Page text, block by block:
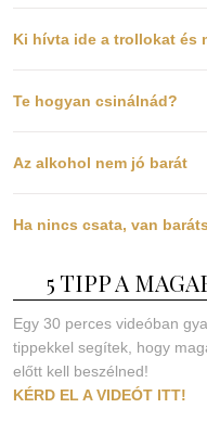
Ki hívta ide a trollokat és
Te hogyan csinálnád?
Az alkohol nem jó barát
Ha nincs csata, van
5 TIPP A
Egy 30 perces videóban
tippekkel segítek, hogy
előtt kell beszélned!
KÉRD EL A VIDEÓT ITT!